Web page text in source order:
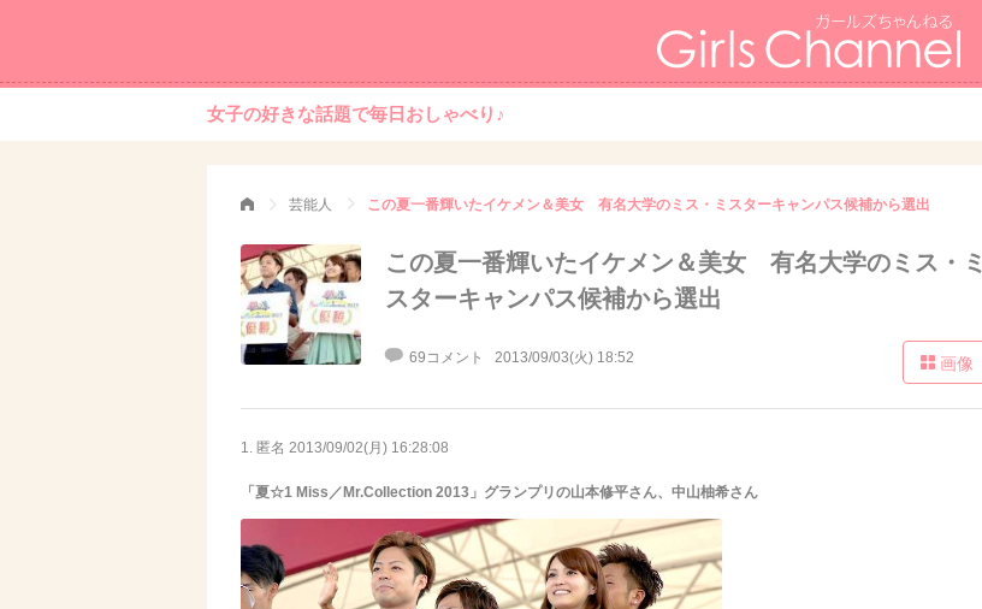
女子の好きな話題で毎日おしゃべり♪
芸能人 この夏一番輝いたイケメン＆美女 有名大学のミス・ミスターキャンパス候補から選出
この夏一番輝いたイケメン＆美女 有名大学のミス・ミ
スターキャンパス候補から選出
69コメント 2013/09/03(火) 18:52 画像
1. 匿名 2013/09/02(月) 16:28:08
「夏☆1 Miss／Mr.Collection 2013」グランプリの山本修平さん、中山柚希さん